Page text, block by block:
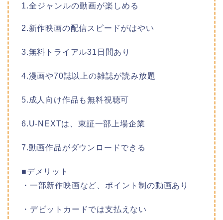
1.全ジャンルの動画が楽しめる
2.新作映画の配信スピードがはやい
3.無料トライアル31日間あり
4.漫画や70誌以上の雑誌が読み放題
5.成人向け作品も無料視聴可
6.U-NEXTは、東証一部上場企業
7.動画作品がダウンロードできる
■デメリット
・一部新作映画など、ポイント制の動画あり
・デビットカードでは支払えない